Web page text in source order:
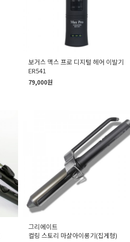
보거스 맥스 프로 디지털 헤어 이발기
ER541
79,000원
그리에이트
컬링 스토리 마샬아이롱기(집게형)